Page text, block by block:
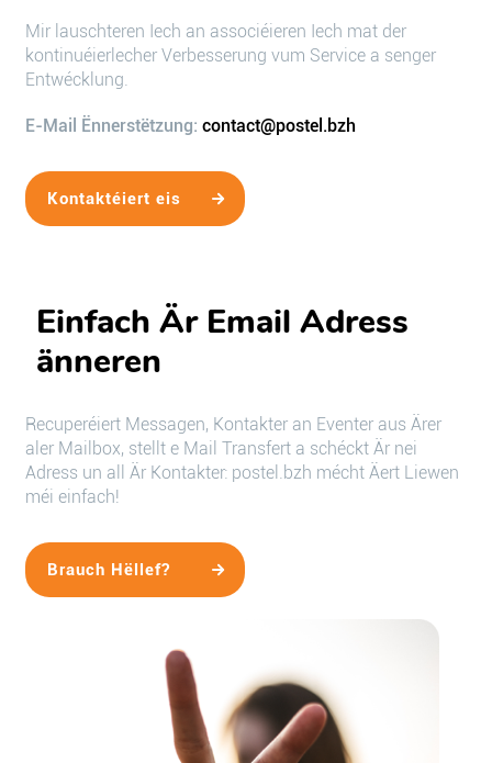
Mir lauschteren Iech an associéieren Iech mat der
kontinuéierlecher Verbesserung vum Service a senger
Entwécklung.
E-Mail Ënnerstëtzung: contact@postel.bzh
Kontaktéiert eis
Einfach Är Email Adress
änneren
Recuperéiert Messagen, Kontakter an Eventer aus Ärer
aler Mailbox, stellt e Mail Transfert a schéckt Är nei
Adress un all Är Kontakter: postel.bzh mécht Äert Liewen
méi einfach!
Brauch Hëllef?